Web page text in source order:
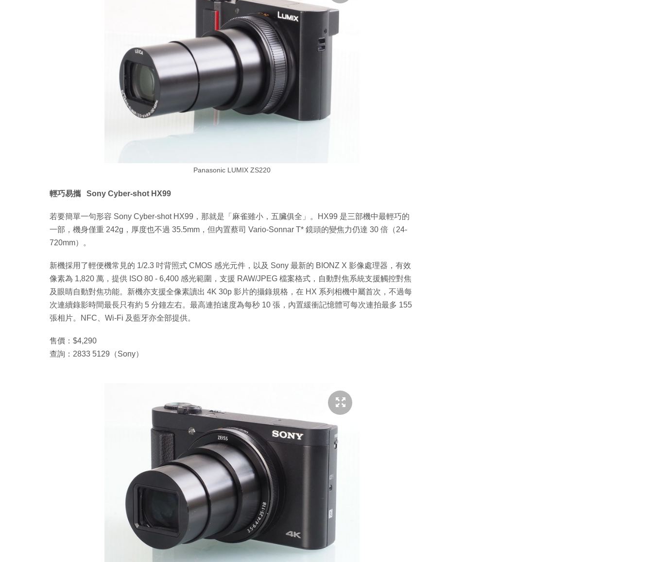
Panasonic LUMIX ZS220
輕巧易攜 Sony Cyber-shot HX99
若要簡單一句形容 Sony Cyber-shot HX99，那就是「麻雀雖小，五臟俱全」。HX99 是三部機中最輕巧的
一部，機身僅重 242g，厚度也不過 35.5mm，但內置蔡司 Vario-Sonnar T* 鏡頭的變焦力仍達 30 倍（24-
720mm）。
新機採用了輕便機常見的 1/2.3 吋背照式 CMOS 感光元件，以及 Sony 最新的 BIONZ X 影像處理器，有效
像素為 1,820 萬，提供 ISO 80 - 6,400 感光範圍，支援 RAW/JPEG 檔案格式，自動對焦系統支援觸控對焦
及眼睛自動對焦功能。新機亦支援全像素讀出 4K 30p 影片的攝錄規格，在 HX 系列相機中屬首次，不過每
次連續錄影時間最長只有約 5 分鐘左右。最高連拍速度為每秒 10 張，內置緩衝記憶體可每次連拍最多 155
張相片。NFC、Wi-Fi 及藍牙亦全部提供。
售價：$4,290
查詢：2833 5129（Sony）